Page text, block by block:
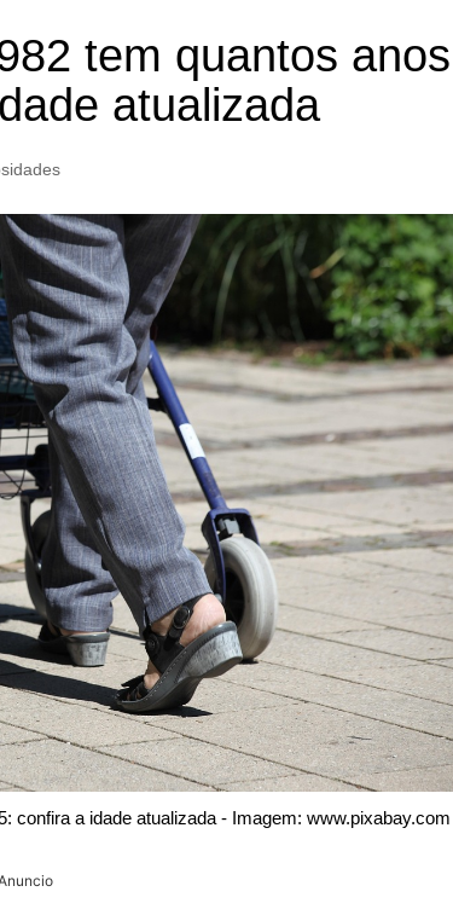
tem quantos anos
atualizada
confira a idade atualizada - Imagem: www.pixabay.com